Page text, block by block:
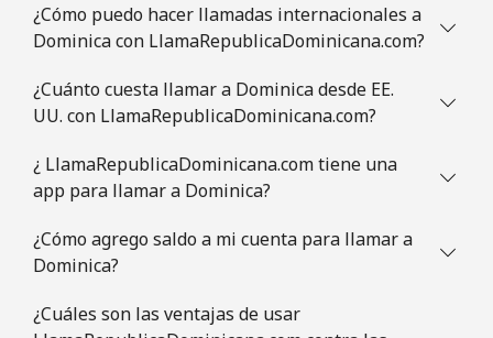
¿Cómo puedo hacer llamadas internacionales a
Dominica con LlamaRepublicaDominicana.com?
¿Cuánto cuesta llamar a Dominica desde EE.
UU. con LlamaRepublicaDominicana.com?
¿ LlamaRepublicaDominicana.com tiene una
app para llamar a Dominica?
¿Cómo agrego saldo a mi cuenta para llamar a
Dominica?
¿Cuáles son las ventajas de usar